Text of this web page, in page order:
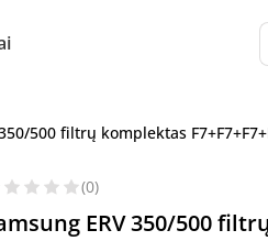
500 filtrų komplektas
(0)
ERV 350/500